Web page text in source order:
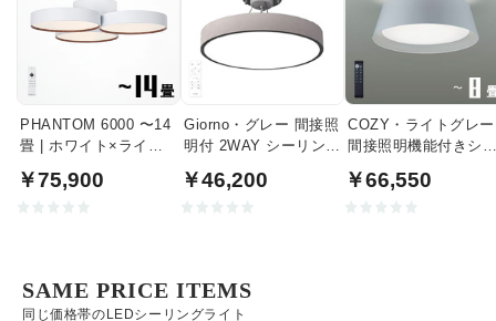
PHANTOM 6000 〜14
畳 | ホワイト×ライト
￥75,900
Giorno・グレー 間接照
明付 2WAY シーリング
ン付
￥46,200
COZY・ライトグレー
間接照明機能付きシ
￥66,550
同じ価格帯のLEDシーリングライト
SAME PRICE ITEMS